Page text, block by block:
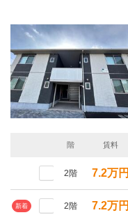
階 賃料
2階 7.2万円
新着 2階 7.2万円